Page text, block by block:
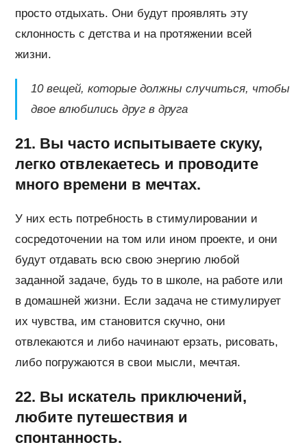
просто отдыхать. Они будут проявлять эту
склонность с детства и на протяжении всей
жизни.
10 вещей, которые должны случиться, чтобы
двое влюбились друг в друга
21. Вы часто испытываете скуку,
легко отвлекаетесь и проводите
много времени в мечтах.
У них есть потребность в стимулировании и
сосредоточении на том или ином проекте, и они
будут отдавать всю свою энергию любой
заданной задаче, будь то в школе, на работе или
в домашней жизни. Если задача не стимулирует
их чувства, им становится скучно, они
отвлекаются и либо начинают ерзать, рисовать,
либо погружаются в свои мысли, мечтая.
22. Вы искатель приключений,
любите путешествия и
спонтанность.